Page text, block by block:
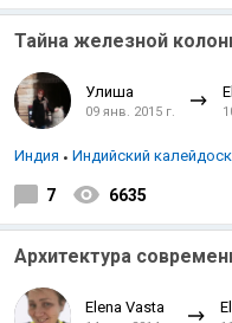
Тайна железной
Улиша
09 янв. 2015 г.
Индия Индийский
7 6635
Архитектура
Elena Vasta